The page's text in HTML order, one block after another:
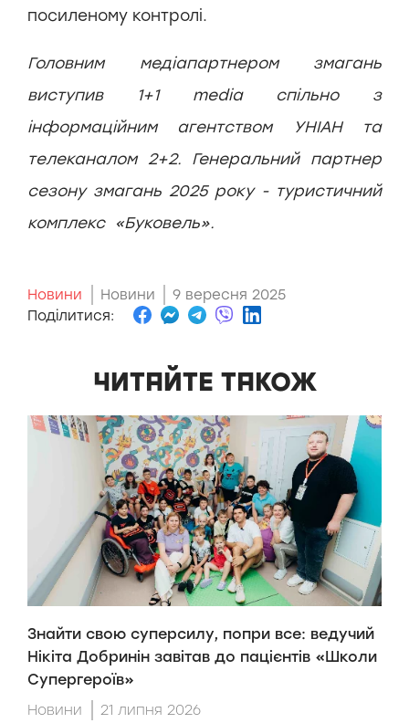
посиленому контролі.
Головним медіапартнером змагань
виступив 1+1 media спільно з
інформаційним агентством УНІАН та
телеканалом 2+2. Генеральний партнер
сезону змагань 2025 року - туристичний
комплекс «Буковель».
Новини Новини
9 вересня 2025
Поділитися:
ЧИТАЙТЕ ТАКОЖ
Знайти свою суперсилу, попри все: ведучий
Нікіта Добринін завітав до пацієнтів «Школи
Супергероїв»
Новини 21 липня 2026